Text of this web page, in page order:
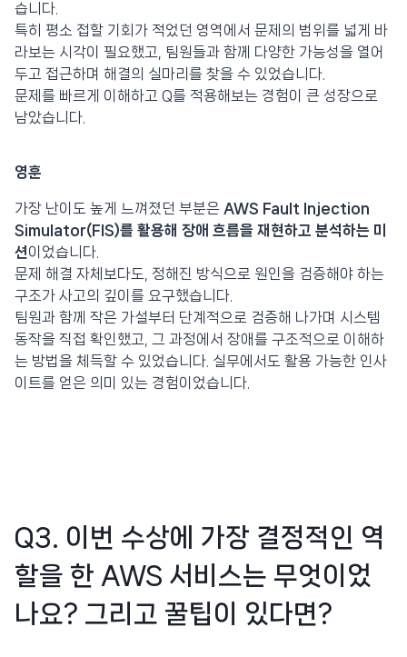
습니다.
특히 평소 접할 기회가 적었던 영역에서 문제의 범위를 넓게 바
라보는 시각이 필요했고, 팀원들과 함께 다양한 가능성을 열어
두고 접근하며 해결의 실마리를 찾을 수 있었습니다.
문제를 빠르게 이해하고 Q를 적용해보는 경험이 큰 성장으로
남았습니다.
영훈
가장 난이도 높게 느껴졌던 부분은 AWS Fault Injection
Simulator(FIS)를 활용해 장애 흐름을 재현하고 분석하는 미
션이었습니다.
문제 해결 자체보다도, 정해진 방식으로 원인을 검증해야 하는
구조가 사고의 깊이를 요구했습니다.
팀원과 함께 작은 가설부터 단계적으로 검증해 나가며 시스템
동작을 직접 확인했고, 그 과정에서 장애를 구조적으로 이해하
는 방법을 체득할 수 있었습니다. 실무에서도 활용 가능한 인사
이트를 얻은 의미 있는 경험이었습니다.
Q3. 이번 수상에 가장 결정적인 역
할을 한 AWS 서비스는 무엇이었
나요? 그리고 꿀팁이 있다면?